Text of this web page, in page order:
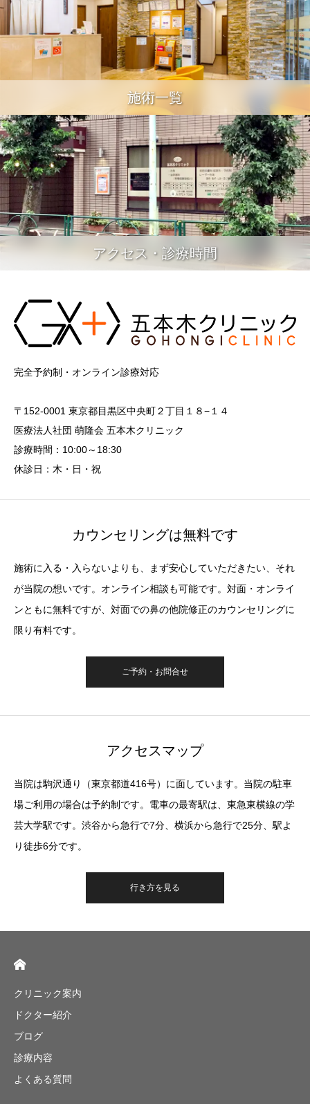
施術一覧
アクセス・診療時間
完全予約制・オンライン診療対応
〒152-0001 東京都目黒区中央町２丁目１８−１４
医療法人社団 萌隆会 五本木クリニック
診療時間：10:00～18:30
休診日：木・日・祝
カウンセリングは無料です
施術に入る・入らないよりも、まず安心していただきたい、それ
が当院の想いです。オンライン相談も可能です。対面・オンライ
ンともに無料ですが、対面での鼻の他院修正のカウンセリングに
限り有料です。
ご予約・お問合せ
アクセスマップ
当院は駒沢通り（東京都道416号）に面しています。当院の駐車
場ご利用の場合は予約制です。電車の最寄駅は、東急東横線の学
芸大学駅です。渋谷から急行で7分、横浜から急行で25分、駅よ
り徒歩6分です。
行き方を見る
クリニック案内
ドクター紹介
ブログ
診療内容
よくある質問